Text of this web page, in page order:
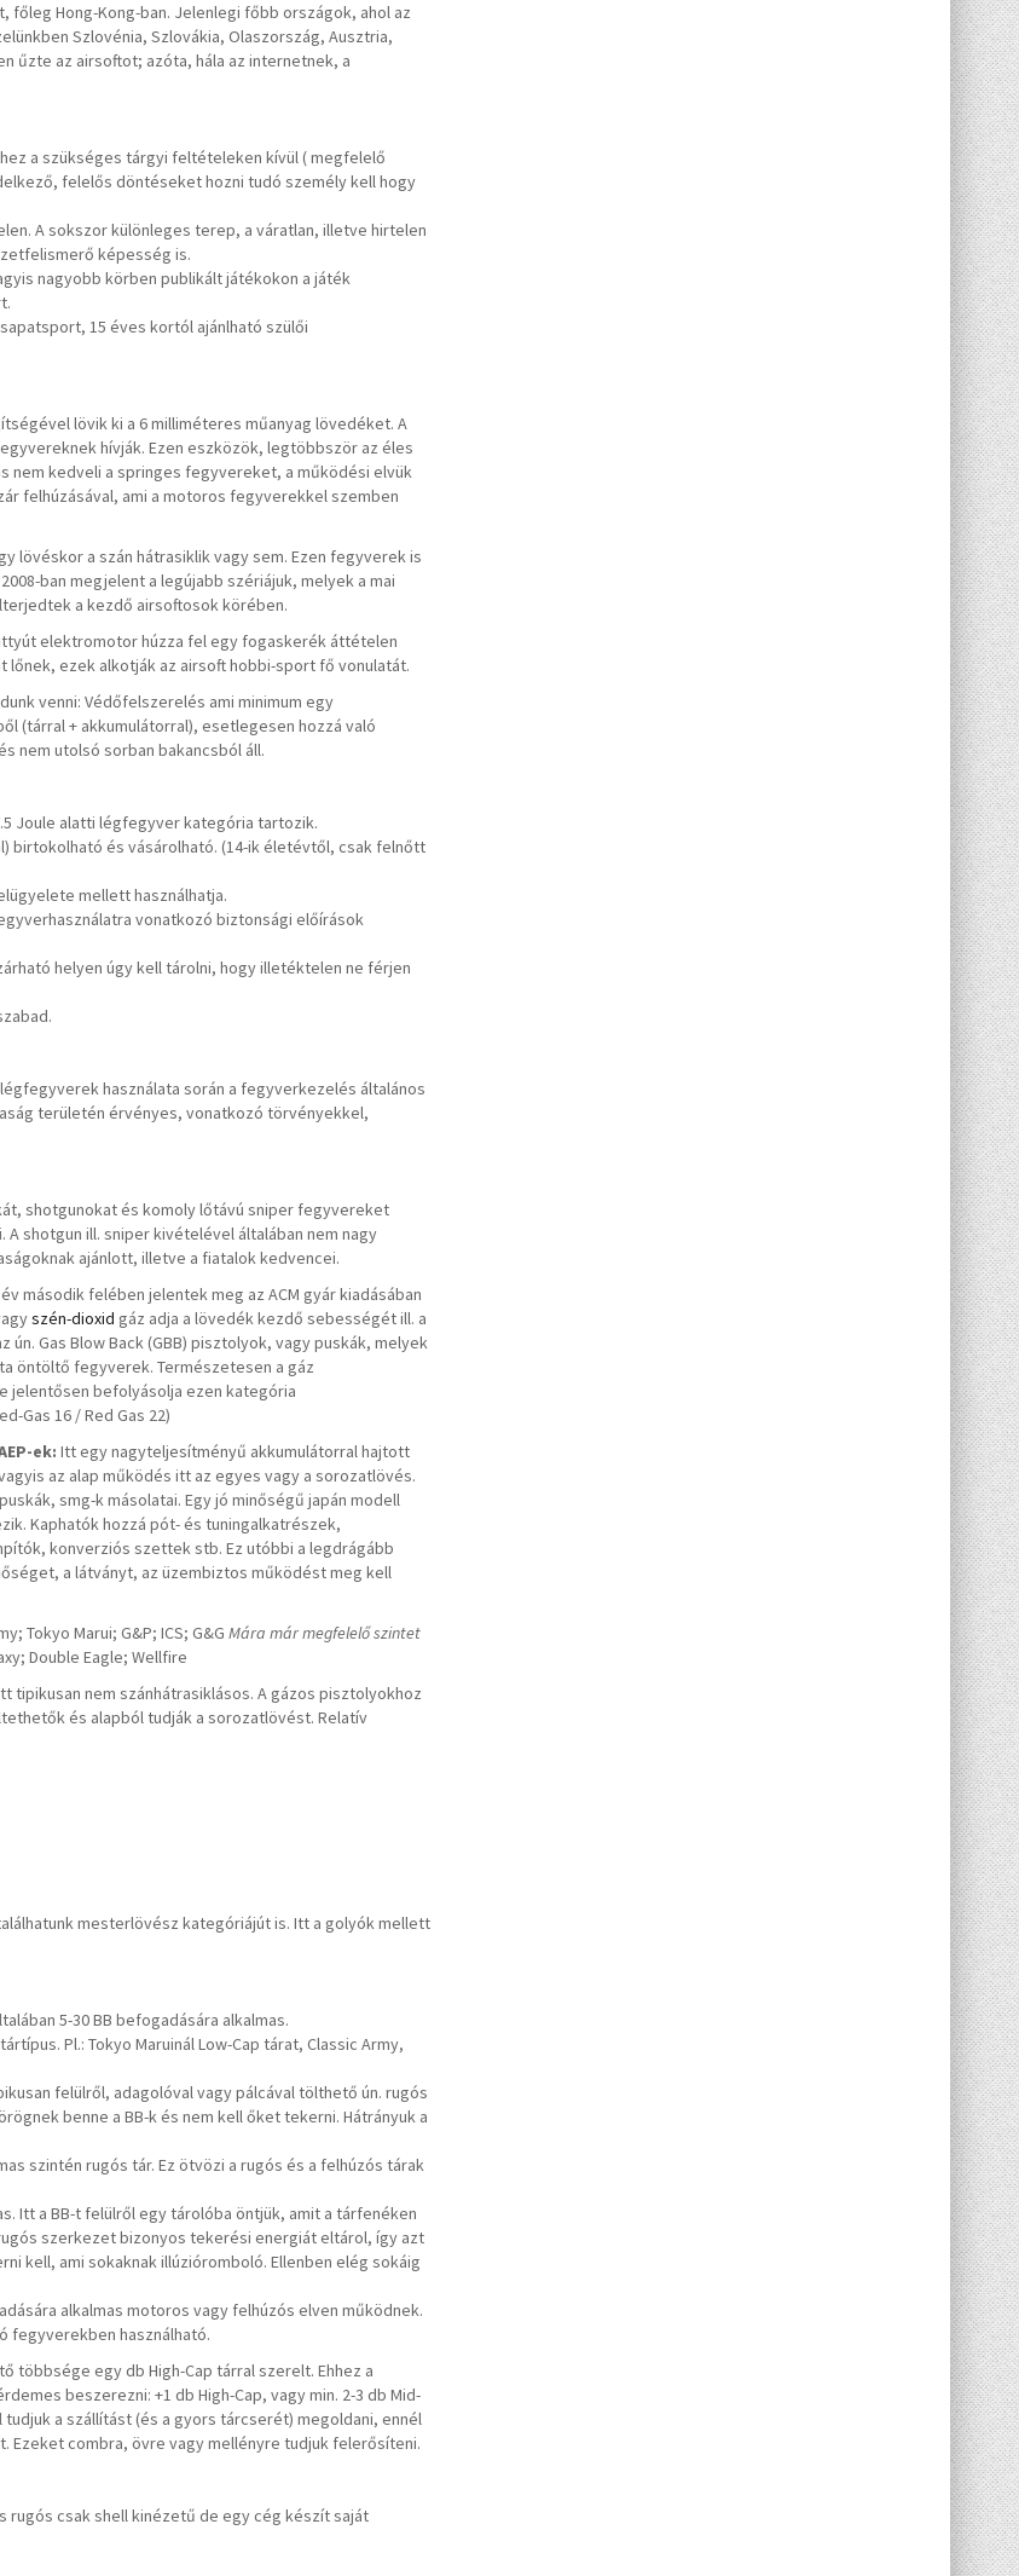
Hong-Kong-ban. Jelenlegi főbb országok, ahol az
Szlovénia, Szlovákia, Olaszország, Ausztria,
űzte az airsoftot; azóta, hála az internetnek, a
a szükséges tárgyi feltételeken kívül ( megfelelő
felelős döntéseket hozni tudó személy kell hogy
A sokszor különleges terep, a váratlan, illetve hirtelen
képesség is.
nagyobb körben publikált játékokon a játék
15 éves kortól ajánlható szülői
lövik ki a 6 milliméteres műanyag lövedéket. A
hívják. Ezen eszközök, legtöbbször az éles
kedveli a springes fegyvereket, a működési elvük
felhúzásával, ami a motoros fegyverekkel szemben
lövéskor a szán hátrasiklik vagy sem. Ezen fegyverek is
ban megjelent a legújabb szériájuk, melyek a mai
a kezdő airsoftosok körében.
elektromotor húzza fel egy fogaskerék áttételen
ezek alkotják az airsoft hobbi-sport fő vonulatát.
venni: Védőfelszerelés ami minimum egy
(tárral + akkumulátorral), esetlegesen hozzá való
nem utolsó sorban bakancsból áll.
Joule alatti légfegyver kategória tartozik.
birtokolható és vásárolható. (14-ik életévtől, csak felnőtt
mellett használhatja.
vonatkozó biztonsági előírások
helyen úgy kell tárolni, hogy illetéktelen ne férjen
használata során a fegyverkezelés általános
területén érvényes, vonatkozó törvényekkel,
shotgunokat és komoly lőtávú sniper fegyvereket
shotgun ill. sniper kivételével általában nem nagy
ajánlott, illetve a fiatalok kedvencei.
második felében jelentek meg az ACM gyár kiadásában
szén-dioxid gáz adja a lövedék kezdő sebességét ill. a
Gas Blow Back (GBB) pisztolyok, vagy puskák, melyek
öntöltő fegyverek. Természetesen a gáz
jelentősen befolyásolja ezen kategória
Gas 16 / Red Gas 22)
ek: Itt egy nagyteljesítményű akkumulátorral hajtott
az alap működés itt az egyes vagy a sorozatlövés.
smg-k másolatai. Egy jó minőségű japán modell
Kaphatók hozzá pót- és tuningalkatrészek,
konverziós szettek stb. Ez utóbbi a legdrágább
a látványt, az üzembiztos működést meg kell
Tokyo Marui; G&P; ICS; G&G Mára már megfelelő szintet
Double Eagle; Wellfire
tipikusan nem szánhátrasiklásos. A gázos pisztolyokhoz
és alapból tudják a sorozatlövést. Relatív
mesterlövész kategóriájút is. Itt a golyók mellett
5-30 BB befogadására alkalmas.
Pl.: Tokyo Maruinál Low-Cap tárat, Classic Army,
felülről, adagolóval vagy pálcával tölthető ún. rugós
benne a BB-k és nem kell őket tekerni. Hátrányuk a
szintén rugós tár. Ez ötvözi a rugós és a felhúzós tárak
Itt a BB-t felülről egy tárolóba öntjük, amit a tárfenéken
szerkezet bizonyos tekerési energiát eltárol, így azt
kell, ami sokaknak illúzióromboló. Ellenben elég sokáig
alkalmas motoros vagy felhúzós elven működnek.
fegyverekben használható.
többsége egy db High-Cap tárral szerelt. Ehhez a
beszerezni: +1 db High-Cap, vagy min. 2-3 db Mid-
a szállítást (és a gyors tárcserét) megoldani, ennél
Ezeket combra, övre vagy mellényre tudjuk felerősíteni.
rugós csak shell kinézetű de egy cég készít saját